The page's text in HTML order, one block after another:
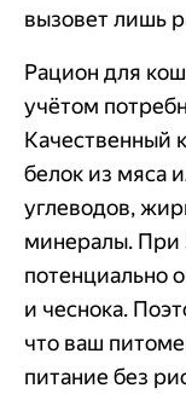
вызовет лишь
Рацион для
учётом
Качественный
белок из мяса
углеводов,
минералы. При
потенциально
и чеснока.
что ваш
питание без